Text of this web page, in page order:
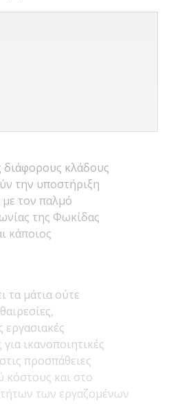
κλάδους
την υποστήριξη
με τον παλμό
της Φωκίδας
κάποιος
τα μάτια ούτε
εργασιακές
ικανοποιητικές
προσπάθειες
κόστους και στο
των εργαζομένων